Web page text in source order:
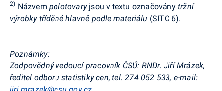
2) Názvempolotovaryjsou v textu označoványtržní
výrobky tříděné hlavně podle materiálu (SITC 6).
Poznámky:
Zodpovědný vedoucí pracovník ČSÚ: RNDr. Jiří Mrázek,
ředitel odboru statistiky cen, tel. 274 052 533, e-mail: